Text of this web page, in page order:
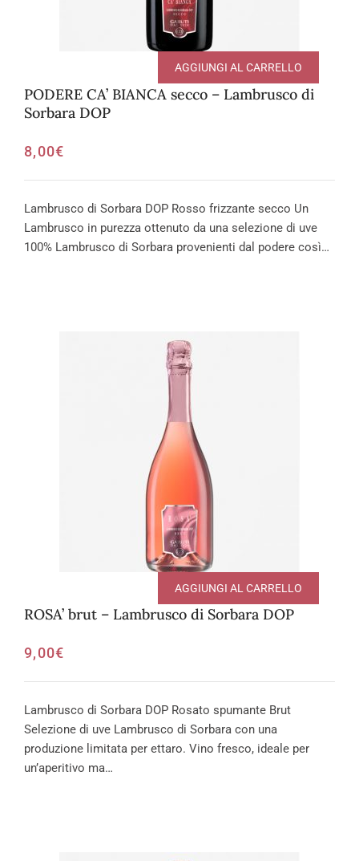
PODERE CA’ BIANCA secco – Lambrusco di
Sorbara DOP
8,00€
AGGIUNGI AL CARRELLO
Lambrusco di Sorbara DOP Rosso frizzante secco Un
Lambrusco in purezza ottenuto da una selezione di uve
100% Lambrusco di Sorbara provenienti dal podere così…
ROSA’ brut – Lambrusco di Sorbara DOP
9,00€
AGGIUNGI AL CARRELLO
Lambrusco di Sorbara DOP Rosato spumante Brut
Selezione di uve Lambrusco di Sorbara con una
produzione limitata per ettaro. Vino fresco, ideale per
un’aperitivo ma…